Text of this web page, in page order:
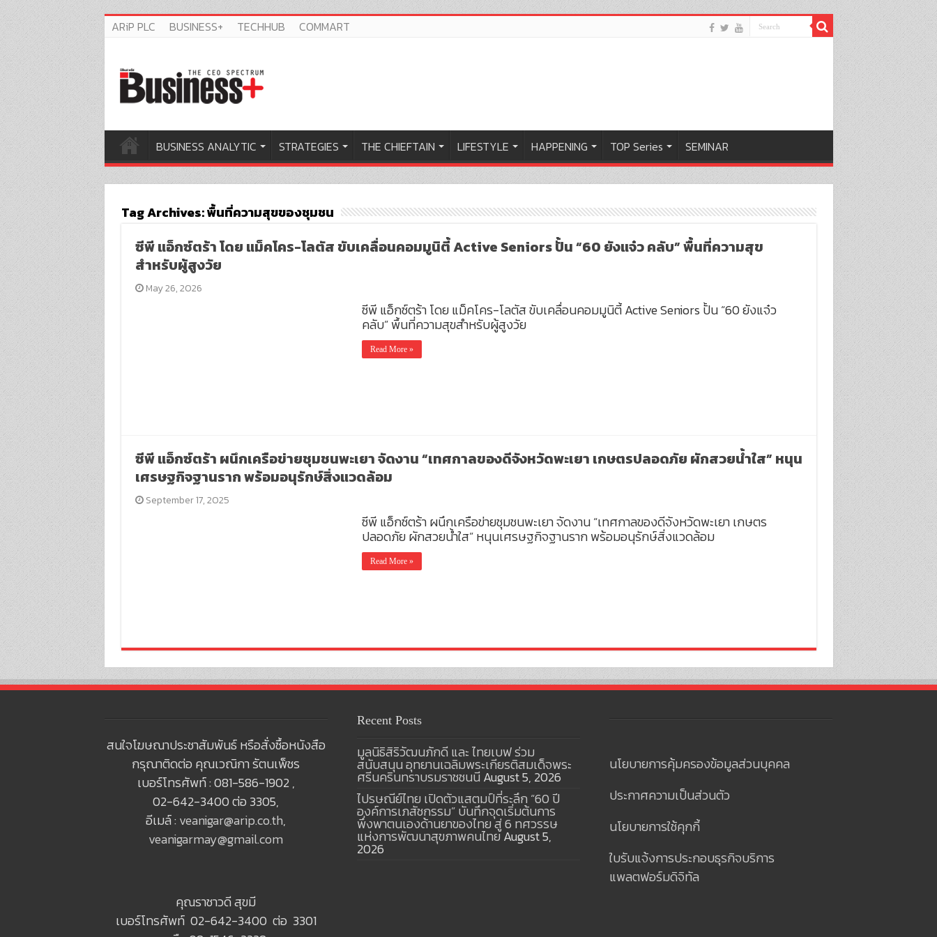
ARiP PLC BUSINESS+ TECHHUB COMMART
BUSINESS ANALYTIC STRATEGIES THE CHIEFTAIN LIFESTYLE HAPPENING TOP Series SEMINAR
Tag Archives:พื้นที่ความสุขของชุมชน
ซีพี แอ็กซ์ตร้า โดย แม็คโคร-โลตัส ขับเคลื่อนคอมมูนิตี้ Active Seniors ปั้น “60 ยังแจ๋ว คลับ” พื้นที่ความสุข
สำหรับผู้สูงวัย
May 26, 2026
ซีพี แอ็กซ์ตร้า โดย แม็คโคร-โลตัส ขับเคลื่อนคอมมูนิตี้ Active Seniors ปั้น “60 ยังแจ๋ว
คลับ” พื้นที่ความสุขสำหรับผู้สูงวัย
Read More »
ซีพี แอ็กซ์ตร้า ผนึกเครือข่ายชุมชนพะเยา จัดงาน “เทศกาลของดีจังหวัดพะเยา เกษตรปลอดภัย ผักสวยน้ำใส” หนุน
เศรษฐกิจฐานราก พร้อมอนุรักษ์สิ่งแวดล้อม
September 17, 2025
ซีพี แอ็กซ์ตร้า ผนึกเครือข่ายชุมชนพะเยา จัดงาน “เทศกาลของดีจังหวัดพะเยา เกษตร
ปลอดภัย ผักสวยน้ำใส” หนุนเศรษฐกิจฐานราก พร้อมอนุรักษ์สิ่งแวดล้อม
Read More »
สนใจโฆษณาประชาสัมพันธ์ หรือสั่งซื้อหนังสือ
กรุณาติดต่อ คุณเวณิกา รัตนเพ็ชร
เบอร์โทรศัพท์ : 081-586-1902 ,
02-642-3400 ต่อ 3305,
อีเมล์ : veanigar@arip.co.th,
veanigarmay@gmail.com
คุณราชาวดี สุขมี
เบอร์โทรศัพท์ 02-642-3400 ต่อ 3301
Recent Posts
มูลนิธิสิริวัฒนภักดี และ ไทยเบฟ ร่วม
สนับสนุน อุทยานเฉลิมพระเกียรติสมเด็จพระ
ศรีนครินทราบรมราชชนนี August 5, 2026
ไปรษณีย์ไทย เปิดตัวแสตมป์ที่ระลึก “60 ปี
องค์การเภสัชกรรม” บันทึกจุดเริ่มต้นการ
พึ่งพาตนเองด้านยาของไทย สู่ 6 ทศวรรษ
แห่งการพัฒนาสุขภาพคนไทยAugust 5,
2026
นโยบายการคุ้มครองข้อมูลส่วนบุคคล
ประกาศความเป็นส่วนตัว
นโยบายการใช้คุกกี้
ใบรับแจ้งการประกอบธุรกิจบริการ
แพลตฟอร์มดิจิทัล